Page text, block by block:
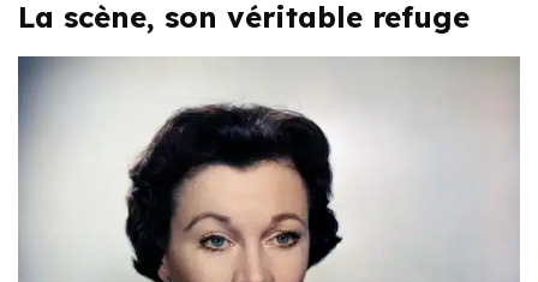
La scène, son véritable refuge